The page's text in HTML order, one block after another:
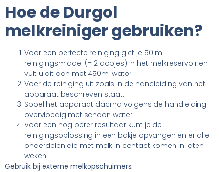
Hoe de Durgol
melkreiniger gebruiken?
Voor een perfecte reiniging giet je 50 ml
reinigingsmiddel (= 2 dopjes) in het melkreservoir en
vult u dit aan met 450ml water.
Voer de reiniging uit zoals in de handleiding van het
apparaat beschreven staat.
Spoel het apparaat daarna volgens de handleiding
overvloedig met schoon water.
Voor een nog beter resultaat kunt je de
reinigingsoplossing in een bakje opvangen en er alle
onderdelen die met melk in contact komen in laten
weken.
Gebruik bij externe melkopschuimers: